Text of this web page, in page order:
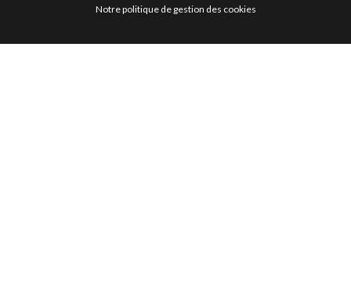
Notre politique de gestion des cookies